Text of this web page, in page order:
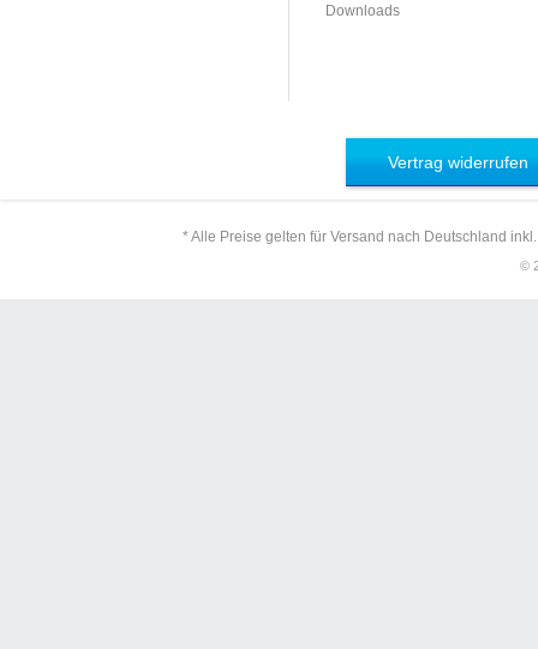
Downloads
Vertrag widerrufen
* Alle Preise gelten für Versand nach Deutschland
©